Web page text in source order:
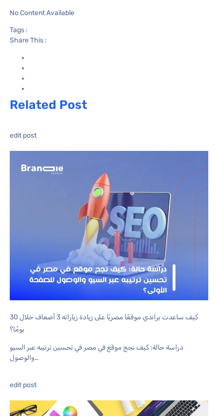
No Content Available
Tags :
Share This :
Related Post
edit post
كيف ساعدت براندي موقعًا مصريًا على زيادة زياراته 3 أضعاف خلال 30
يومًا؟
دراسة حالة: كيف نجح موقع في مصر في تحسين ترتيبه عبر السيو
والوصول…
edit post